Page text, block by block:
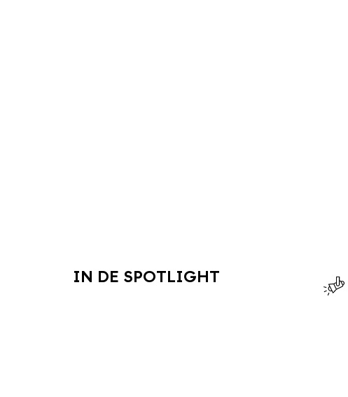
IN DE SPOTLIGHT